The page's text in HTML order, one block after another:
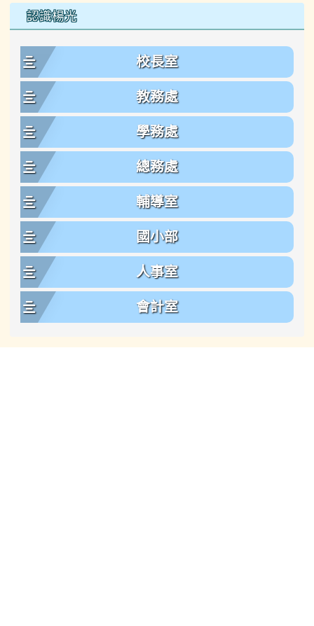
左邊區域內容
認識楊光
校長室
教務處
學務處
總務處
輔導室
國小部
人事室
會計室